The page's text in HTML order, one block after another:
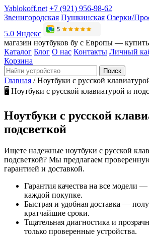
Yablokoff.net +7 (921) 956-98-62
Звенигородская Пушкинская Озерки/
5.0 Яндекс
магазин ноутбуков бу с Европы — купить
Каталог Блог О нас Контакты Личный
Корзина
Поиск
Главная / Ноутбуки с русской
🖥️ Ноутбуки с русской клавиатурой и
Ноутбуки с русской
подсветкой
Ищете надежные ноутбуки с русской
подсветкой? Мы предлагаем
гарантией и доставкой.
Гарантия качества на все модели —
каждой покупке.
Быстрая и удобная доставка —
кратчайшие сроки.
Тщательная диагностика и
только проверенные устройства.